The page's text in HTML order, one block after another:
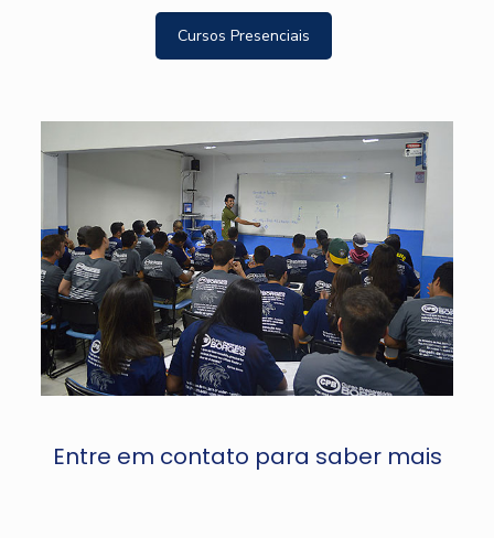
Cursos Presenciais
Entre em contato para saber mais